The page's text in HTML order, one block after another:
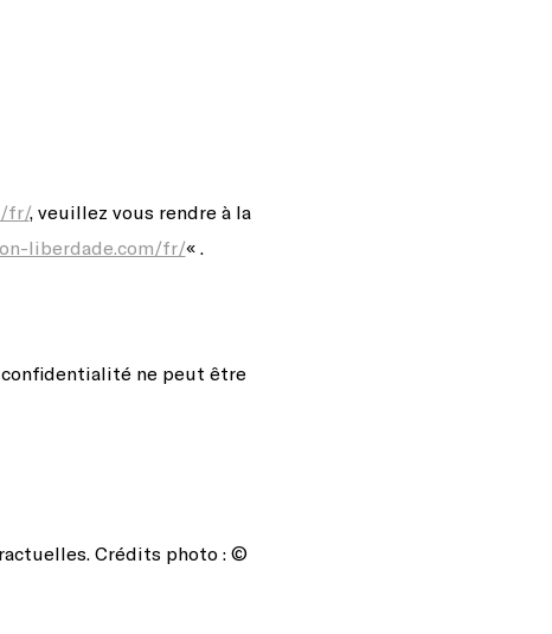
fr/, veuillez vous rendre à la
liberdade.com/fr/« .
confidentialité ne peut être
Crédits photo : ©